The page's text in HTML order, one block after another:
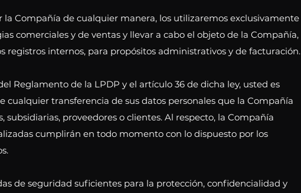
la Compañía de cualquier manera, los utilizaremos exclusivamente
comerciales y de ventas y llevar a cabo el objeto de la Compañía,
registros internos, para propósitos administrativos y de facturación.
Reglamento de la LPDP y el artículo 36 de dicha ley, usted es
cualquier transferencia de sus datos personales que la Compañía
subsidiarias, proveedores o clientes. Al respecto, la Compañía
cumplirán en todo momento con lo dispuesto por los
de seguridad suficientes para la protección, confidencialidad y